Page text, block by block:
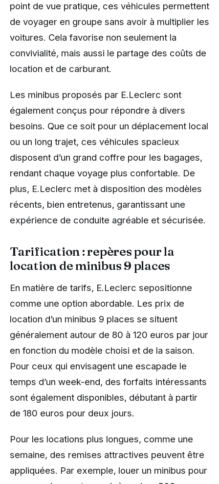
point de vue pratique, ces véhicules permettent
de voyager en groupe sans avoir à multiplier les
voitures. Cela favorise non seulement la
convivialité, mais aussi le partage des coûts de
location et de carburant.
Les minibus proposés par E.Leclerc sont
également conçus pour répondre à divers
besoins. Que ce soit pour un déplacement local
ou un long trajet, ces véhicules spacieux
disposent d’un grand coffre pour les bagages,
rendant chaque voyage plus confortable. De
plus, E.Leclerc met à disposition des modèles
récents, bien entretenus, garantissant une
expérience de conduite agréable et sécurisée.
Tarification : repères pour la
location de minibus 9 places
En matière de tarifs, E.Leclerc sepositionne
comme une option abordable. Les prix de
location d’un minibus 9 places se situent
généralement autour de 80 à 120 euros par jour
en fonction du modèle choisi et de la saison.
Pour ceux qui envisagent une escapade le
temps d’un week-end, des forfaits intéressants
sont également disponibles, débutant à partir
de 180 euros pour deux jours.
Pour les locations plus longues, comme une
semaine, des remises attractives peuvent être
appliquées. Par exemple, louer un minibus pour